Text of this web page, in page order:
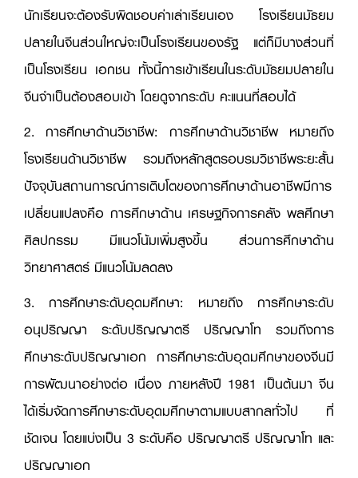
นักเรียนจะต้องรับผิดชอบค่าเล่าเรียนเอง โรงเรียนมัธยม
ปลายในจีนส่วนใหญ่จะเป็นโรงเรียนของรัฐ แต่ก็มีบางส่วนที่
เป็นโรงเรียน เอกชน ทั้งนี้การเข้าเรียนในระดับมัธยมปลายใน
จีนจำเป็นต้องสอบเข้า โดยดูจากระดับ คะแนนที่สอบได้
2. การศึกษาด้านวิชาชีพ: การศึกษาด้านวิชาชีพ หมายถึง
โรงเรียนด้านวิชาชีพ รวมถึงหลักสูตรอบรมวิชาชีพระยะสั้น
ปัจจุบันสถานการณ์การเติบโตของการศึกษาด้านอาชีพมีการ
เปลี่ยนแปลงคือ การศึกษาด้าน เศรษฐกิจการคลัง พลศึกษา
ศิลปกรรม มีแนวโน้มเพิ่มสูงขึ้น ส่วนการศึกษาด้าน
วิทยาศาสตร์ มีแนวโน้มลดลง
3. การศึกษาระดับอุดมศึกษา: หมายถึง การศึกษาระดับ
อนุปริญญา ระดับปริญญาตรี ปริญญาโท รวมถึงการ
ศึกษาระดับปริญญาเอก การศึกษาระดับอุดมศึกษาของจีนมี
การพัฒนาอย่างต่อ เนื่อง ภายหลังปี 1981 เป็นต้นมา จีน
ได้เริ่มจัดการศึกษาระดับอุดมศึกษาตามแบบสากลทั่วไป ที่
ชัดเจน โดยแบ่งเป็น 3 ระดับคือ ปริญญาตรี ปริญญาโท และ
ปริญญาเอก